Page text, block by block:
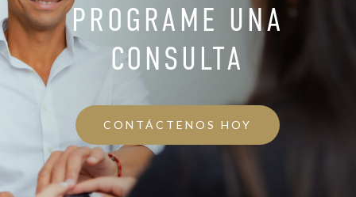
PROGRAME UNA
CONSULTA
CONTÁCTENOS HOY